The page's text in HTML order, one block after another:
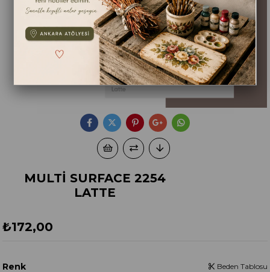
MULTİ SURFACE 2254
LATTE
₺172,00
Renk Beden Tablosu